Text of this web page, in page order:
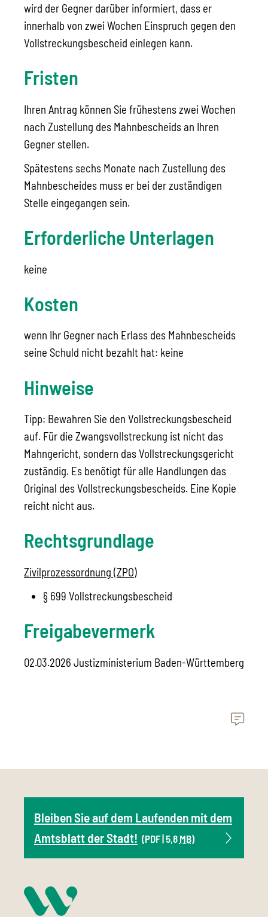
wird der Gegner darüber informiert, dass er
innerhalb von zwei Wochen Einspruch gegen den
Vollstreckungsbescheid einlegen kann.
Fristen
Ihren Antrag können Sie frühestens zwei Wochen
nach Zustellung des Mahnbescheids an Ihren
Gegner stellen.
Spätestens sechs Monate nach Zustellung des
Mahnbescheides muss er bei der zuständigen
Stelle eingegangen sein.
Erforderliche Unterlagen
keine
Kosten
wenn Ihr Gegner nach Erlass des Mahnbescheids
seine Schuld nicht bezahlt hat: keine
Hinweise
Tipp: Bewahren Sie den Vollstreckungsbescheid
auf. Für die Zwangsvollstreckung ist nicht das
Mahngericht, sondern das Vollstreckungsgericht
zuständig. Es benötigt für alle Handlungen das
Original des Vollstreckungsbescheids. Eine Kopie
reicht nicht aus.
Rechtsgrundlage
Zivilprozessordnung (ZPO)
§ 699 Vollstreckungsbescheid
Freigabevermerk
02.03.2026 Justizministerium Baden-Württemberg
Bleiben Sie auf dem Laufenden mit dem
Amtsblatt der Stadt! (PDF | 5,8 MB)